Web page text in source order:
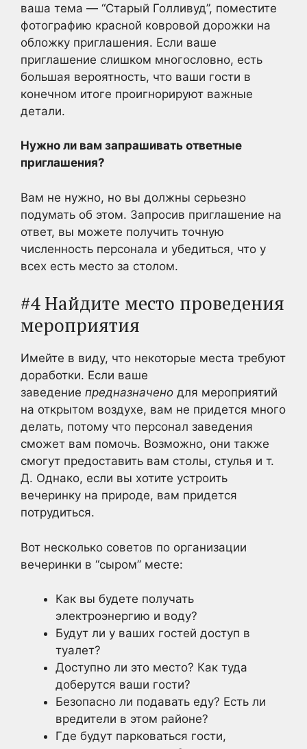
ваша тема — “Старый Голливуд”, поместите
фотографию красной ковровой дорожки на
обложку приглашения. Если ваше
приглашение слишком многословно, есть
большая вероятность, что ваши гости в
конечном итоге проигнорируют важные
детали.
Нужно ли вам запрашивать ответные
приглашения?
Вам не нужно, но вы должны серьезно
подумать об этом. Запросив приглашение на
ответ, вы можете получить точную
численность персонала и убедиться, что у
всех есть место за столом.
#4 Найдите место проведения
мероприятия
Имейте в виду, что некоторые места требуют
доработки. Если ваше
заведение предназначено для мероприятий
на открытом воздухе, вам не придется много
делать, потому что персонал заведения
сможет вам помочь. Возможно, они также
смогут предоставить вам столы, стулья и т.
Д. Однако, если вы хотите устроить
вечеринку на природе, вам придется
потрудиться.
Вот несколько советов по организации
вечеринки в “сыром” месте:
Как вы будете получать
электроэнергию и воду?
Будут ли у ваших гостей доступ в
туалет?
Доступно ли это место? Как туда
доберутся ваши гости?
Безопасно ли подавать еду? Есть ли
вредители в этом районе?
Где будут парковаться гости,